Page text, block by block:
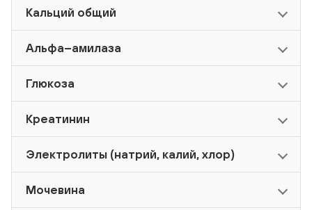
Кальций общий
Альфа–амилаза
Глюкоза
Креатинин
Электролиты (натрий, калий, хлор)
Мочевина